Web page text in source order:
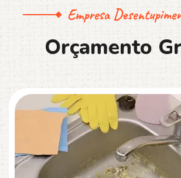
Empresa
Orçamento G